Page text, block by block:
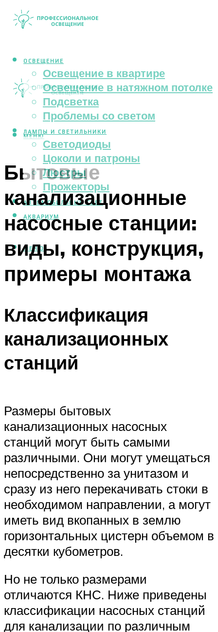
ОСВЕЩЕНИЕ
Освещение в квартире
Освещение в натяжном потолке
Подсветка
Проблемы со светом
ЛАМПЫ И СВЕТИЛЬНИКИ
Светодиоды
Цоколи и патроны
Люстры
Прожекторы
АВТОМОБИЛЬНЫЙ СВЕТ
АКВАРИУМ
МЕНЮ
МЕНЮ
Бытовые
канализационные
насосные станции:
виды, конструкция,
примеры монтажа
Классификация
канализационных
станций
Размеры бытовых
канализационных насосных
станций могут быть самыми
различными. Они могут умещаться
непосредственно за унитазом и
сразу из него перекачивать стоки в
необходимом направлении, а могут
иметь вид вкопанных в землю
горизонтальных цистерн объемом в
десятки кубометров.
Но не только размерами
отличаются КНС. Ниже приведены
классификации насосных станций
для канализации по различным